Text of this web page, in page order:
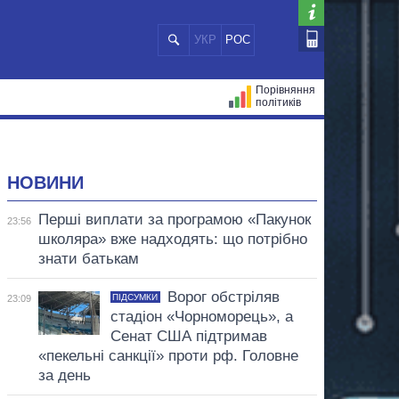
УКР РОС
Порівняння
політиків
НОВИНИ
23:56
Перші виплати за програмою «Пакунок
школяра» вже надходять: що потрібно
знати батькам
23:09 ПІДСУМКИ
Ворог обстріляв
стадіон «Чорноморець», а
Сенат США підтримав
«пекельні санкції» проти рф. Головне
за день